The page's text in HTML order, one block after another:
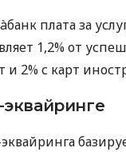
плата за
1,2% от
и 2% с карт